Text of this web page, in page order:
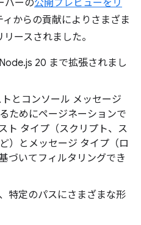
バーの公開プレビューをリ
からの貢献によりさまざま
ースされました。
20 まで拡張されまし
とコンソール メッセージ
ためにページネーションで
ト タイプ（スクリプト、ス
）とメッセージ タイプ（ロ
づいてフィルタリングでき
特定のパスにさまざまな形